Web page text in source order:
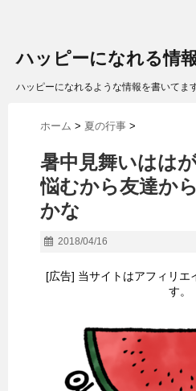
ハッピーになれる情
ハッピーになれるような情報を書いてます
ホーム > 夏の行事 >
暑中見舞いはは
悩むから友達か
かな
2018/04/16
[広告] 当サイトはアフィリエ
す。